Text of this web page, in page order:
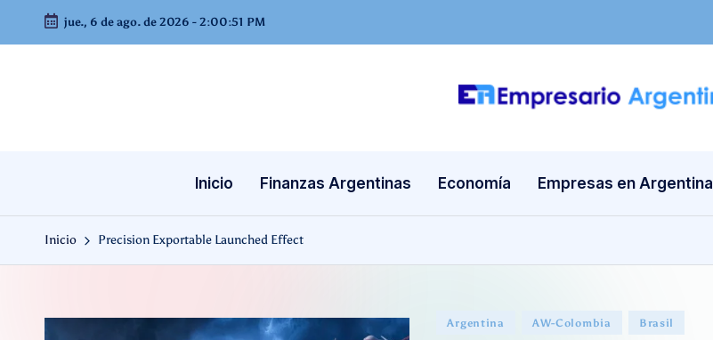
Saltar
jue., 6 de ago. de 2026 - 2:00:51 PM
E
p
s
Empresas
Inicio
Finanzas Argentinas Economía Empresas en Argentina
Inicio Precision Exportable Launched Effect
Publicado
Argentina AW-Colombia Brasil